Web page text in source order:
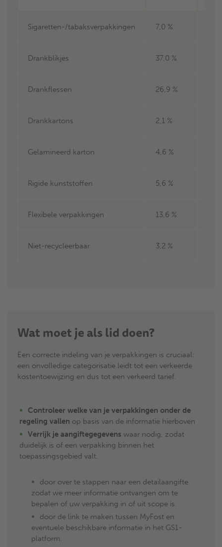
Sigaretten-/tabaksverpakkingen 7,0 %
Drankblikjes 37,0 %
Drankflessen 26,9 %
Drankkartons 2,1 %
Gelamineerd karton 4,6 %
Rigide kunststoffen 5,6 %
Flexibele verpakkingen 13,6 %
Niet-recycleerbaar 3,2 %
Wat moet je als lid doen?
Een correcte indeling van je verpakkingen is cruciaal:
een onvolledige categorisatie leidt tot een verkeerde
kostentoewijzing en dus tot een verkeerd tarief.
Controleer welke van je verpakkingen onder de
regeling vallen op basis van de informatie hierboven
Verrijk je aangiftegegevens waar nodig, zodat
duidelijk is of een verpakking binnen het
toepassingsgebied valt.
door over te stappen naar een detailaangifte
zodat we meer informatie ontvangen om te
bepalen of uw verpakking in of uit scope is.
door de link te maken tussen MyFost en
eventuele beschikbare informatie in het GS1-
platform.